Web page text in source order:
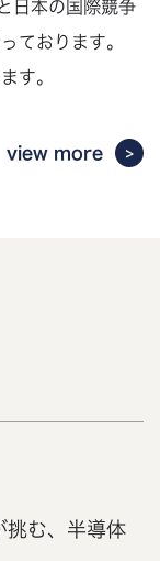
日本の国際競争
ております。
す。
view more
む、半導体